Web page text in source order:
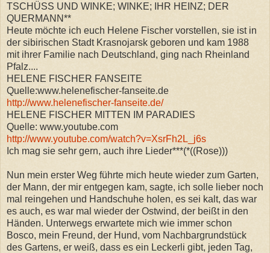
TSCHÜSS UND WINKE; WINKE; IHR HEINZ; DER
QUERMANN**
Heute möchte ich euch Helene Fischer vorstellen, sie ist in
der sibirischen Stadt Krasnojarsk geboren und kam 1988
mit ihrer Familie nach Deutschland, ging nach Rheinland
Pfalz....
HELENE FISCHER FANSEITE
Quelle:www.helenefischer-fanseite.de
http://www.helenefischer-fanseite.de/
HELENE FISCHER MITTEN IM PARADIES
Quelle: www.youtube.com
http://www.youtube.com/watch?v=XsrFh2L_j6s
Ich mag sie sehr gern, auch ihre Lieder***(*((Rose)))
Nun mein erster Weg führte mich heute wieder zum Garten,
der Mann, der mir entgegen kam, sagte, ich solle lieber noch
mal reingehen und Handschuhe holen, es sei kalt, das war
es auch, es war mal wieder der Ostwind, der beißt in den
Händen. Unterwegs erwartete mich wie immer schon
Bosco, mein Freund, der Hund, vom Nachbargrundstück
des Gartens, er weiß, dass es ein Leckerli gibt, jeden Tag,